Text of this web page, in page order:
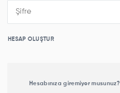
HESAP OLUŞTUR
Hesabınıza giremiyor musunuz?